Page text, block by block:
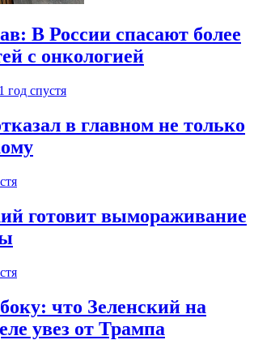
В России спасают более
с онкологией
1 год спустя
в главном не только
готовит вымораживание
что Зеленский на
увез от Трампа